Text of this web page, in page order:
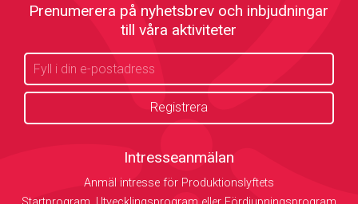
Prenumerera på nyhetsbrev och inbjudningar
till våra aktiviteter
Intresseanmälan
Anmäl intresse för Produktionslyftets